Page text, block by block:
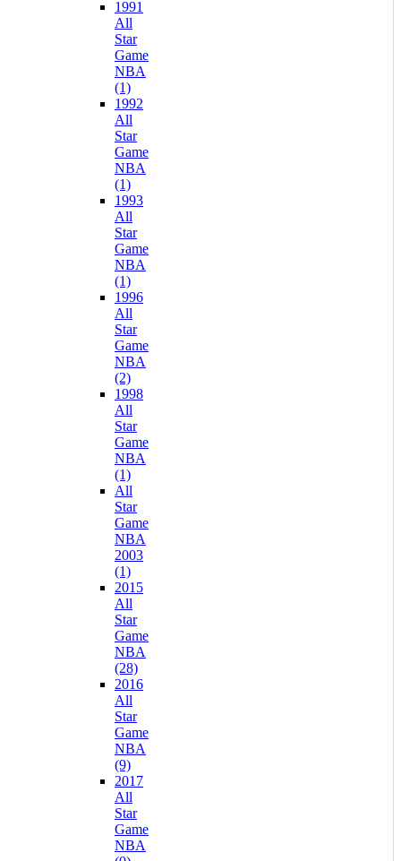
1991
All
Star
Game
NBA
(1)
1992
All
Star
Game
NBA
(1)
1993
All
Star
Game
NBA
(1)
1996
All
Star
Game
NBA
(2)
1998
All
Star
Game
NBA
(1)
All
Star
Game
NBA
2003
(1)
2015
All
Star
Game
NBA
(28)
2016
All
Star
Game
NBA
(9)
2017
All
Star
Game
NBA